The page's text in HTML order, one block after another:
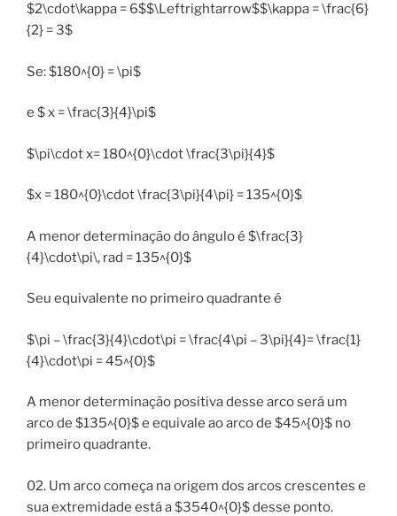
$2\cdot\kappa = 6$$\Leftrightarrow$$\kappa = \frac{6}
{2} = 3$
Se: $180^{0} = \pi$
e $ x = \frac{3}{4}\pi$
$\pi\cdot x= 180^{0}\cdot \frac{3\pi}{4}$
$x = 180^{0}\cdot \frac{3\pi}{4\pi} = 135^{0}$
A menor determinação do ângulo é $\frac{3}
{4}\cdot\pi\, rad = 135^{0}$
Seu equivalente no primeiro quadrante é
$\pi – \frac{3}{4}\cdot\pi = \frac{4\pi – 3\pi}{4}= \frac{1}
{4}\cdot\pi = 45^{0}$
A menor determinação positiva desse arco será um
arco de $135^{0}$ e equivale ao arco de $45^{0}$ no
primeiro quadrante.
02. Um arco começa na origem dos arcos crescentes e
sua extremidade está a $3540^{0}$ desse ponto.